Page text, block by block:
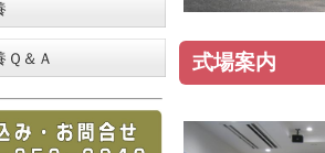
式場案内
Ｑ＆Ａ